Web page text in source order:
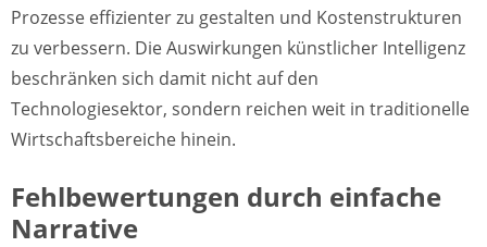
Prozesse effizienter zu gestalten und Kostenstrukturen
zu verbessern. Die Auswirkungen künstlicher Intelligenz
beschränken sich damit nicht auf den
Technologiesektor, sondern reichen weit in traditionelle
Wirtschaftsbereiche hinein.
Fehlbewertungen durch einfache
Narrative